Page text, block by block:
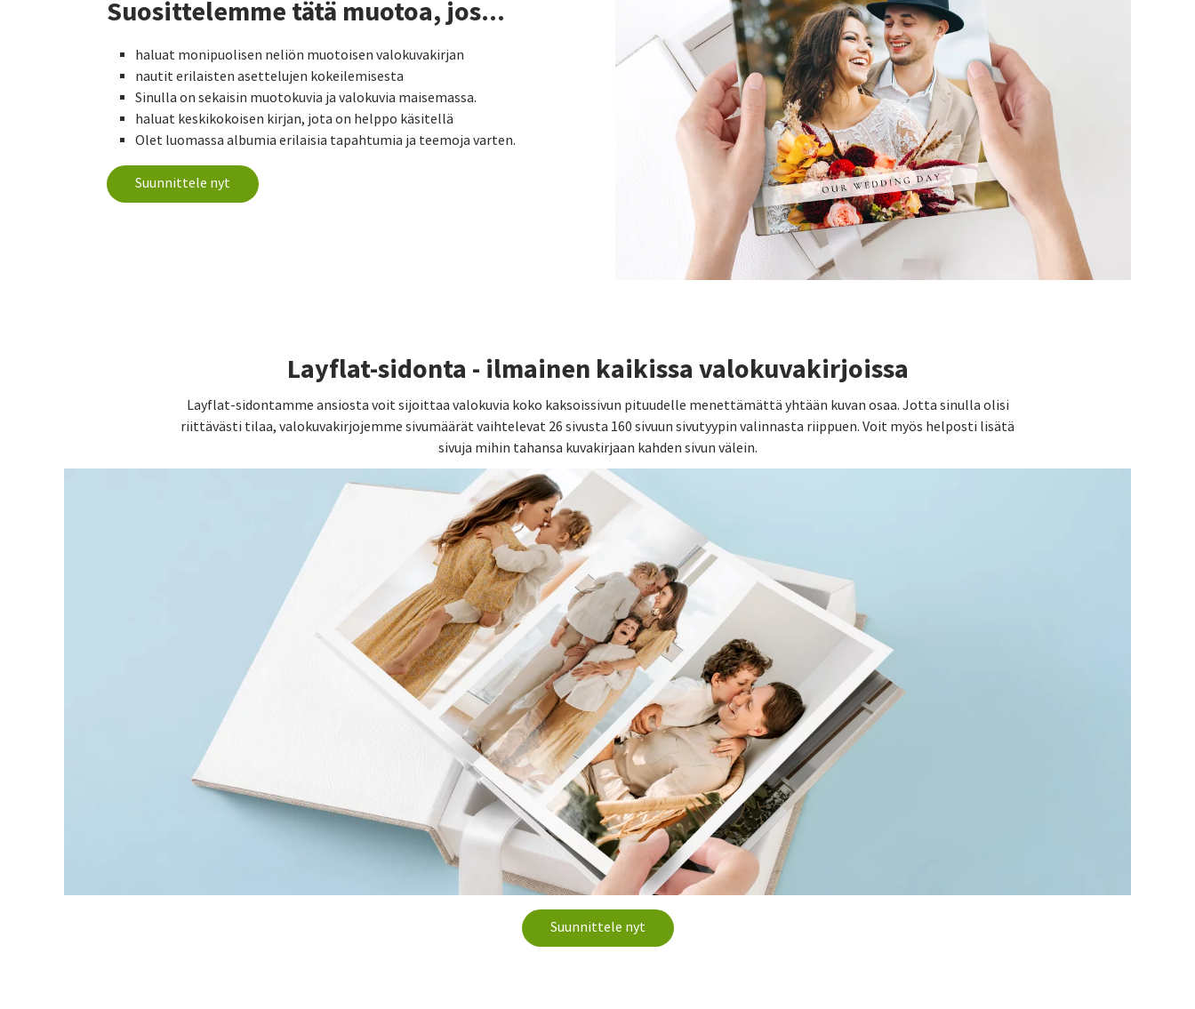
Suosittelemme tätä muotoa, jos...
haluat monipuolisen neliön muotoisen valokuvakirjan
nautit erilaisten asettelujen kokeilemisesta
Sinulla on sekaisin muotokuvia ja valokuvia maisemassa.
haluat keskikokoisen kirjan, jota on helppo käsitellä
Olet luomassa albumia erilaisia tapahtumia ja teemoja varten.
Suunnittele nyt
Layflat-sidonta - ilmainen kaikissa valokuvakirjoissa
Layflat-sidontamme ansiosta voit sijoittaa valokuvia koko kaksoissivun pituudelle menettämättä yhtään kuvan osaa. Jotta sinulla olisi
riittävästi tilaa, valokuvakirjojemme sivumäärät vaihtelevat 26 sivusta 160 sivuun sivutyypin valinnasta riippuen. Voit myös helposti lisätä
sivuja mihin tahansa kuvakirjaan kahden sivun välein.
Suunnittele nyt